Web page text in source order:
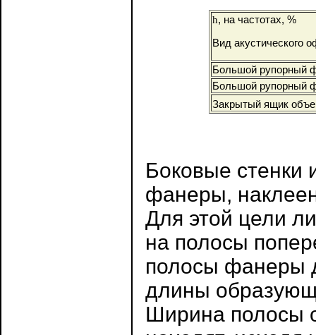
h, на частотах, %
Вид акустического
Большой рупорный
Большой рупорный
Закрытый ящик
Боковые стенки
фанеры,
Для этой цели
на полосы
полосы фанеры
длины
Ширина полосы